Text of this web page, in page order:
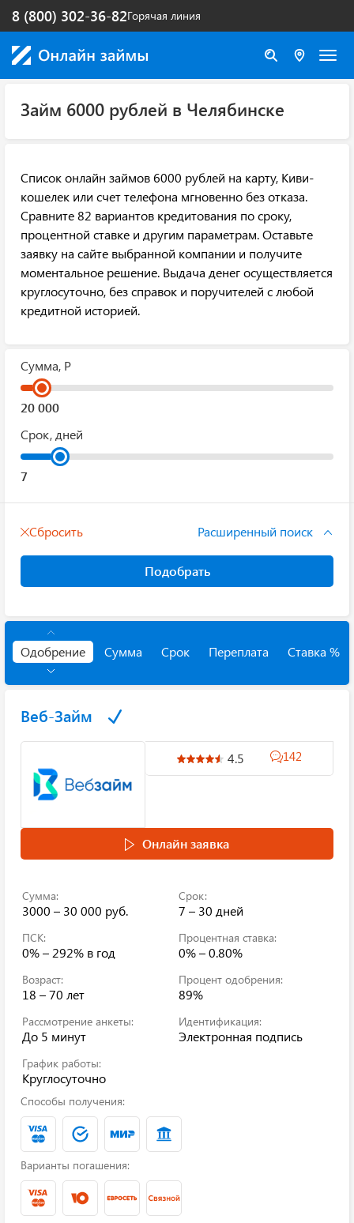
Горячая линия
8 (800) 302-36-82
Займ 6000 рублей в Челябинске
Список онлайн займов 6000 рублей на карту, Киви-
кошелек или счет телефона мгновенно без отказа.
Сравните 82 вариантов кредитования по сроку,
процентной ставке и другим параметрам. Оставьте
заявку на сайте выбранной компании и получите
моментальное решение. Выдача денег осуществляется
круглосуточно, без справок и поручителей с любой
кредитной историей.
Сумма, Р
Срок, дней
Сбросить Расширенный поиск
Подобрать
Одобрение Сумма Срок Переплата Ставка %
Веб-Займ
4.5 142
Онлайн заявка
Сумма:
3000 – 30 000 руб.
Срок:
7 – 30 дней
ПСК:
0% – 292% в год
Процентная ставка:
0% – 0.80%
Возраст:
18 – 70 лет
Процент одобрения:
89%
Рассмотрение анкеты:
До 5 минут
Идентификация:
Электронная подпись
График работы:
Круглосуточно
Способы получения:
Варианты погашения: